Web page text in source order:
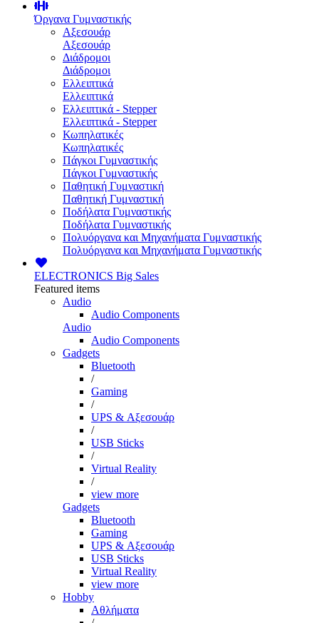
Όργανα Γυμναστικής
Αξεσουάρ
Αξεσουάρ
Διάδρομοι
Διάδρομοι
Ελλειπτικά
Ελλειπτικά
Ελλειπτικά - Stepper
Ελλειπτικά - Stepper
Κωπηλατικές
Κωπηλατικές
Πάγκοι Γυμναστικής
Πάγκοι Γυμναστικής
Παθητική Γυμναστική
Παθητική Γυμναστική
Ποδήλατα Γυμναστικής
Ποδήλατα Γυμναστικής
Πολυόργανα και Μηχανήματα Γυμναστικής
Πολυόργανα και Μηχανήματα Γυμναστικής
ELECTRONICS Big Sales
Featured items
Audio
Audio Components
Audio
Audio Components
Gadgets
Bluetooth
/
Gaming
/
UPS & Αξεσουάρ
/
USB Sticks
/
Virtual Reality
/
view more
Gadgets
Bluetooth
Gaming
UPS & Αξεσουάρ
USB Sticks
Virtual Reality
view more
Hobby
Αθλήματα